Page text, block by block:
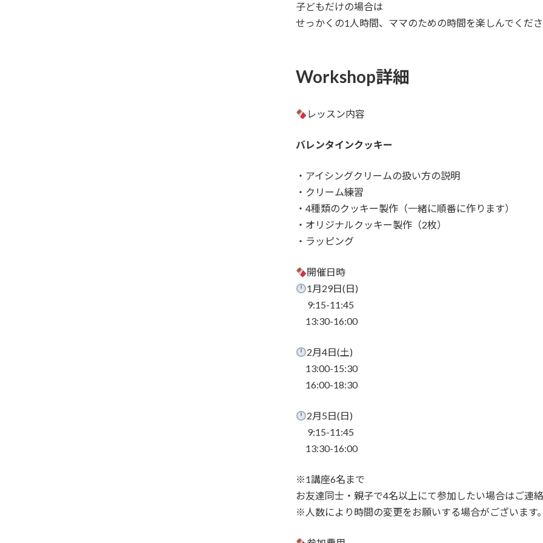
子どもだけの場合は
せっかくの1人時間、ママのための時間を楽しんでくだ
Workshop詳細
レッスン内容
バレンタインクッキー
・アイシングクリームの扱い方の説明
・クリーム練習
・4種類のクッキー製作（一緒に順番に作ります）
・オリジナルクッキー製作（2枚）
・ラッピング
開催日時
1月29日(日)
9:15-11:45
13:30-16:00
2月4日(土)
13:00-15:30
16:00-18:30
2月5日(日)
9:15-11:45
13:30-16:00
※1講座6名まで
お友達同士・親子で4名以上にて参加したい場合はご連
※人数により時間の変更をお願いする場合がございます